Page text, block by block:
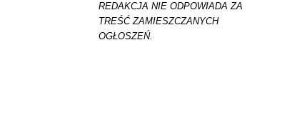
REDAKCJA NIE ODPOWIADA ZA
TREŚĆ ZAMIESZCZANYCH
OGŁOSZEŃ.